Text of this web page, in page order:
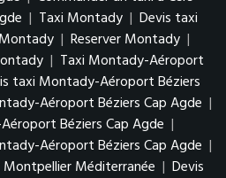
| Taxi Montady | Devis taxi
| Reserver Montady |
| Taxi Montady-Aéroport
taxi Montady-Aéroport Béziers
Aéroport Béziers Cap Agde |
Béziers Cap Agde |
Aéroport Béziers Cap Agde |
Méditerranée | Devis